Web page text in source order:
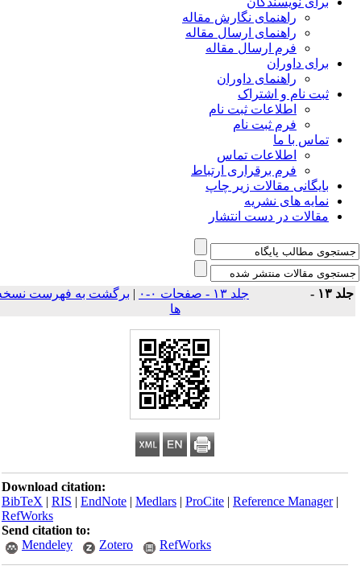
راهنمای نگارش مقاله
راهنمای ارسال مقاله
فرم ارسال مقاله
برای داوران
راهنمای داوران
ثبت نام و اشتراک
اطلاعات ثبت نام
فرم ثبت نام
تماس با ما
اطلاعات تماس
فرم برقراری ارتباط
بایگانی مقالات زیر چاپ
نمایه های نشریه
مقالات در دست انتشار
۱۳ - جلد ۱۳ - صفحات ۰-۰ | برگشت به فهرست نسخه
ها
Download citation:
BibTeX|RIS|EndNote|Medlars|ProCite|Reference Manager
RefWorks
Send citation to:
Mendeley
Zotero RefWorks